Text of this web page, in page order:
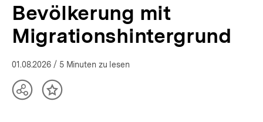
bpb.de
Bevölkerung mit
Migrationshintergrund
01.08.2026 / 5 Minuten zu lesen
TeilenInhalt